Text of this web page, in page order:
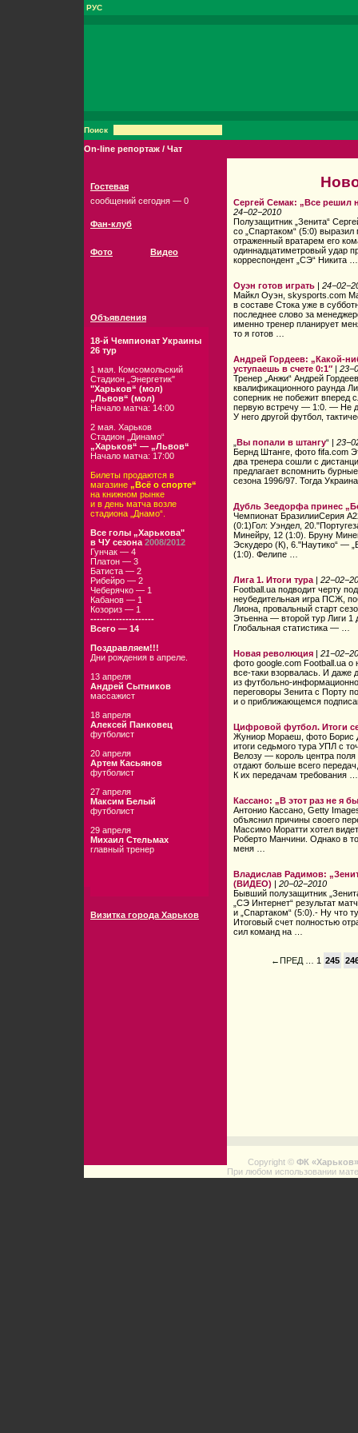
РУС
Поиск
On-line репортаж / Чат
Гостевая
сообщений сегодня — 0
Фан-клуб
Фото Видео
Объявления
18-й Чемпионат Украины
26 тур
1 мая. Комсомольский
Стадион „Энергетик"
"Харьков“ (мол)
„Львов“ (мол)
Начало матча: 14:00
2 мая. Харьков
Стадион „Динамо“
„Харьков“ — „Львов“
Начало матча: 17:00
Билеты продаются в
магазине „Всё о спорте“
на книжном рынке
и в день матча возле
стадиона „Днамо“.
Все голы „Харькова"
в ЧУ сезона 2008/2012
Гунчак — 4
Платон — 3
Батиста — 2
Рибейро — 2
Чеберячко — 1
Кабанов — 1
Козориз — 1
--------------------
Всего — 14
Поздравляем!!!
Дни рождения в апреле.
13 апреля
Андрей Сытников
массажист
18 апреля
Алексей Панковец
футболист
20 апреля
Артем Касьянов
футболист
27 апреля
Максим Белый
футболист
29 апреля
Михаил Стельмах
главный тренер
Визитка города Харьков
Сергей Семак: „Все решил
24−02−2010
Полузащитник „Зенита“
со „Спартаком“ (5:0)
отраженный вратарем его
одиннадцатиметровый удар
корреспондент „СЭ“ Никита …
Оуэн готов играть |
Майкл Оуэн, skysports.com
в составе Стока уже в
последнее слово за
именно тренер планирует
то я готов …
Андрей Гордеев: „Какой-
уступаешь в счете 0:1″ |
Тренер „Анжи“ Андрей
квалификационного раунда
соперник не побежит вперед
первую встречу — 1:0. — Не
У него другой футбол,
Вы попали в штангу“ |
Бернд Штанге, фото fifa.com
два тренера сошли с
предлагает вспомнить
сезона 1996/97. Тогда
Дубль Зеедорфа принес
Чемпионат БразилииСерия
(0:1)Гол: Уэндел,
Минейру, 12 (1:0). Бруну
Эскудеро (К), 6."Наутико“ —
(1:0). Фелипе …
Лига 1. Итоги тура |
Football.ua подводит черту
неубедительная игра ПСЖ,
Лиона, провальный старт
Этьенна — второй тур Лиги
Глобальная статистика — …
Новая революция |
фото google.com Football.ua
все-таки взорвалась. И даже
из футбольно-
переговоры Зенита с Порту
и о приближающемся
Цифровой футбол. Итоги
Жуниор Мораеш, фото Борис
итоги седьмого тура УПЛ с
Велозу — король центра
отдают больше всего
К их передачам требования …
Кассано: „В этот раз не я
Антонио Кассано, Getty
объяснил причины своего
Массимо Моратти хотел
Роберто Манчини. Однако в
меня …
Владислав Радимов:
(ВИДЕО) | 20−02−2010
Бывший полузащитник
„СЭ Интернет“ результат
и „Спартаком“ (5:0).- Ну что
Итоговый счет полностью
сил команд на …
←ПРЕД… 1 245
Copyright © ФК «Харьков»
При любом использовании